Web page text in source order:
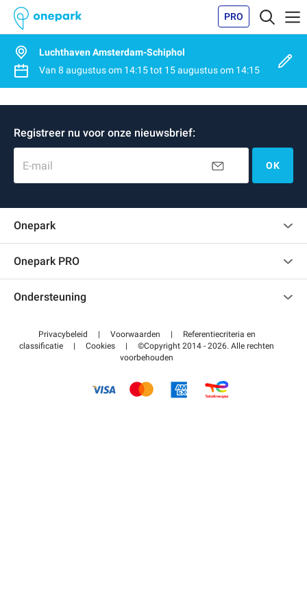
PRO
Luchthaven Amsterdam-Schiphol
Van 8 augustusom 14:15tot 15 augustusom 14:15
Registreer nu voor onze nieuwsbrief:
E-mail OK
Onepark
Onepark PRO
Word partner van Onepark
Ondersteuning
Helpcentrum
Betalen voor parkeren FLOW
Privacybeleid | Voorwaarden |
Referentiecriteria en
classificatie
| Cookies |
©Copyright 2014 - 2026. Alle rechten
voorbehouden